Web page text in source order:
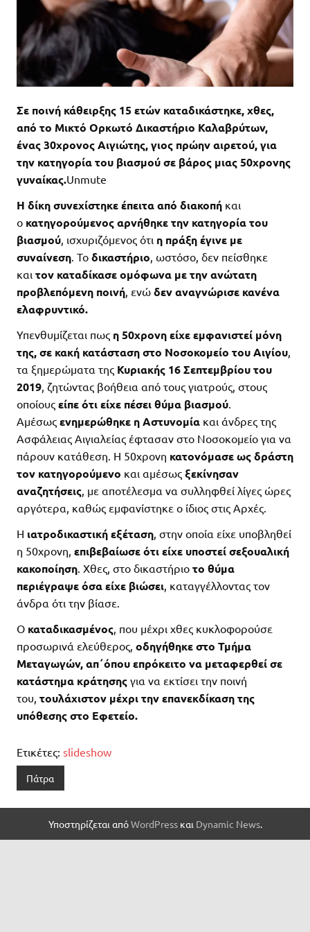
Σε ποινή κάθειρξης 15 ετών καταδικάστηκε, χθες,
από το Μικτό Ορκωτό Δικαστήριο Καλαβρύτων,
ένας 30χρονος Αιγιώτης, γιος πρώην αιρετού, για
την κατηγορία του βιασμού σε βάρος μιας 50χρονης
γυναίκας.Unmute
Η δίκη συνεχίστηκε έπειτα από διακοπή και
ο κατηγορούμενος αρνήθηκε την κατηγορία του
βιασμού, ισχυριζόμενος ότι η πράξη έγινε με
συναίνεση. Το δικαστήριο, ωστόσο, δεν πείσθηκε
και τον καταδίκασε ομόφωνα με την ανώτατη
προβλεπόμενη ποινή, ενώ δεν αναγνώρισε κανένα
ελαφρυντικό.
Υπενθυμίζεται πως η 50χρονη είχε εμφανιστεί μόνη
της, σε κακή κατάσταση στο Νοσοκομείο του Αιγίου,
τα ξημερώματα της Κυριακής 16 Σεπτεμβρίου του
2019, ζητώντας βοήθεια από τους γιατρούς, στους
οποίους είπε ότι είχε πέσει θύμα βιασμού.
Αμέσως ενημερώθηκε η Αστυνομία και άνδρες της
Ασφάλειας Αιγιαλείας έφτασαν στο Νοσοκομείο για να
πάρουν κατάθεση. Η 50χρονη κατονόμασε ως δράστη
τον κατηγορούμενο και αμέσως ξεκίνησαν
αναζητήσεις, με αποτέλεσμα να συλληφθεί λίγες ώρες
αργότερα, καθώς εμφανίστηκε ο ίδιος στις Αρχές.
Η ιατροδικαστική εξέταση, στην οποία είχε υποβληθεί
η 50χρονη, επιβεβαίωσε ότι είχε υποστεί σεξουαλική
κακοποίηση. Χθες, στο δικαστήριο το θύμα
περιέγραψε όσα είχε βιώσει, καταγγέλλοντας τον
άνδρα ότι την βίασε.
Ο καταδικασμένος, που μέχρι χθες κυκλοφορούσε
προσωρινά ελεύθερος, οδηγήθηκε στο Τμήμα
Μεταγωγών, απ΄όπου επρόκειτο να μεταφερθεί σε
κατάστημα κράτησης για να εκτίσει την ποινή
του, τουλάχιστον μέχρι την επανεκδίκαση της
υπόθεσης στο Εφετείο.
Ετικέτες: slideshow
Πάτρα
Υποστηρίζεται απόWordPressκαι Dynamic News.